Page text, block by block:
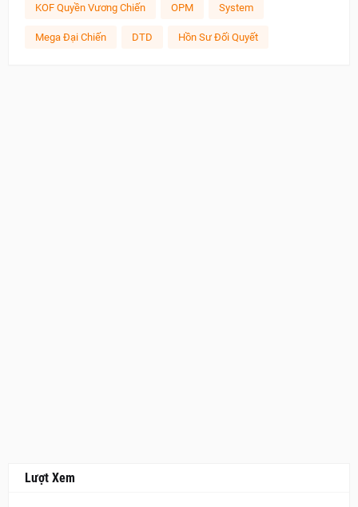
KOF Quyền Vương Chiến OPM System
Mega Đại Chiến DTD Hồn Sư Đối Quyết
Lượt Xem